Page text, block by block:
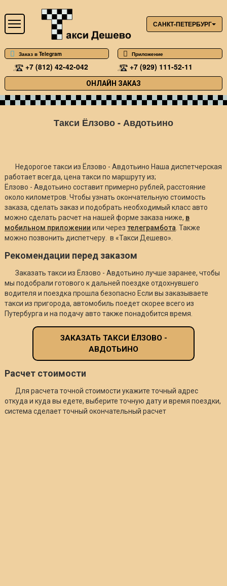
САНКТ-ПЕТЕРБУРГ
Заказ в Telegram Приложение
+7 (812) 42-42-042 +7 (929) 111-52-11
ОНЛАЙН ЗАКАЗ
Такси Ёлзово - Авдотьино
Недорогое такси из Ёлзово - Авдотьино Наша диспетчерская
работает всегда, цена такси по маршруту из;
Ёлзово - Авдотьино составит примерно рублей, расстояние
около километров. Чтобы узнать окончательную стоимость
заказа, сделать заказ и подобрать необходимый класс авто
можно сделать расчет на нашей форме заказа ниже, в
мобильном приложении или через телеграмбота . Также
можно позвонить диспетчеру. в «Такси Дешево».
Рекомендации перед заказом
Заказать такси из Ёлзово - Авдотьино лучше заранее, чтобы
мы подобрали готового к дальней поездке отдохнувшего
водителя и поездка прошла безопасно Если вы заказываете
такси из пригорода, автомобиль поедет скорее всего из
Путербурга и на подачу авто также понадобится время.
ЗАКАЗАТЬ ТАКСИ ЁЛЗОВО -
АВДОТЬИНО
Расчет стоимости
Для расчета точной стоимости укажите точный адрес
откуда и куда вы едете, выберите точную дату и время поездки,
система сделает точный окончательный расчет